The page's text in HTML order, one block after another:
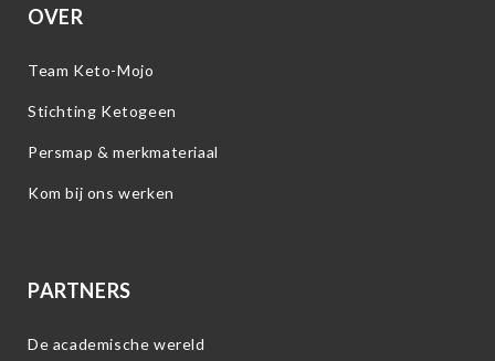
OVER
Team Keto-Mojo
Stichting Ketogeen
Persmap & merkmateriaal
Kom bij ons werken
PARTNERS
De academische wereld